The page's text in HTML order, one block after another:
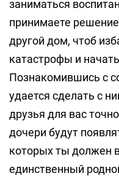
заниматься
принимаете
другой дом, чтоб
катастрофы и
Познакомившись с
удается сделать с
друзья для вас
дочери будут
которых ты должен
единственный